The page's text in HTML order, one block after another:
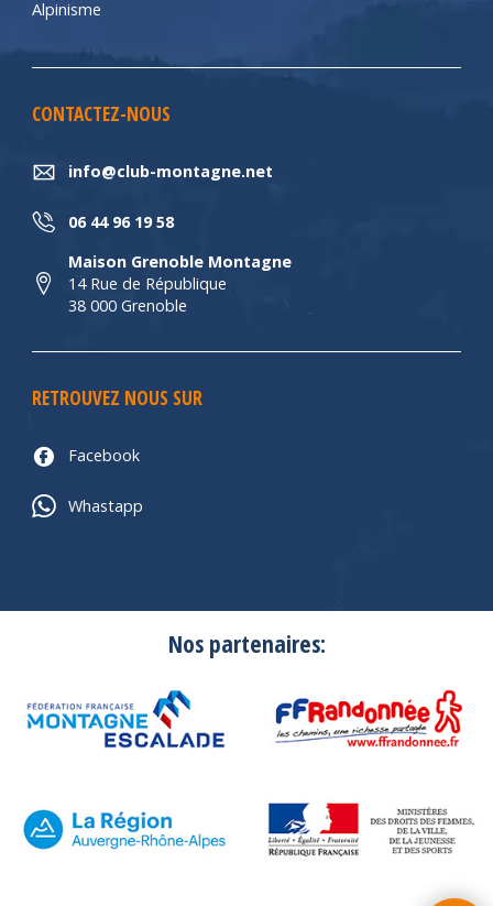
Alpinisme
CONTACTEZ-NOUS
info@club-montagne.net
06 44 96 19 58
Maison Grenoble Montagne
14 Rue de République
38 000 Grenoble
RETROUVEZ NOUS SUR
Facebook
Whastapp
Nos partenaires: